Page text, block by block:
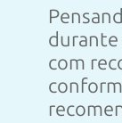
com